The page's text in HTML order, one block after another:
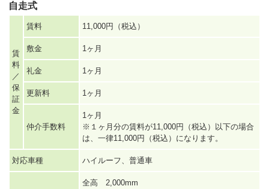
自走式
賃
料
／
保
証
金
賃料 11,000円（税込）
敷金 1ヶ月
礼金 1ヶ月
更新料 1ヶ月
仲介手数料
1ヶ月
※１ヶ月分の賃料が11,000円（税込）以下の場合
は、一律11,000円（税込）になります。
対応車種 ハイルーフ、普通車
全高 2,000mm